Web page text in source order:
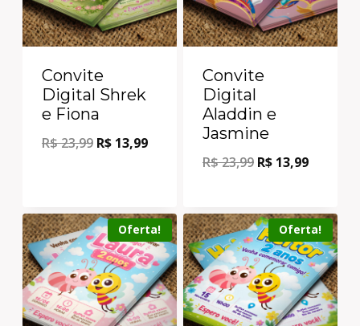
Convite
Digital Shrek
e Fiona
R$23,99 R$ 13,99
Convite
Digital
Aladdin e
Jasmine
R$23,99 R$ 13,99
Oferta! Oferta!